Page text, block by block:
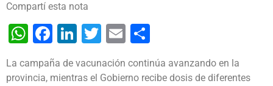
Compartí esta nota
WhatsApp
Facebook
LinkedIn
Twitter
Email
La campaña de vacunación continúa avanzando en la
provincia, mientras el Gobierno recibe dosis de diferentes